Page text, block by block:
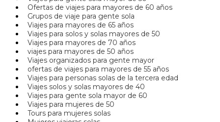
Ofertas de viajes para mayores de 60 años
Grupos de viaje para gente sola
Viajes para mayores de 65 años
Viajes para solos y solas mayores de 50
Viajes para mayores de 70 años
viajes para mayores de 50 años
Viajes organizados para gente mayor
ofertas de viajes para mayores de 55 años
Viajes para personas solas de la tercera edad
Viajes solos y solas mayores de 40
Viajes para gente sola mayor de 60
Viajes para mujeres de 50
Tours para mujeres solas